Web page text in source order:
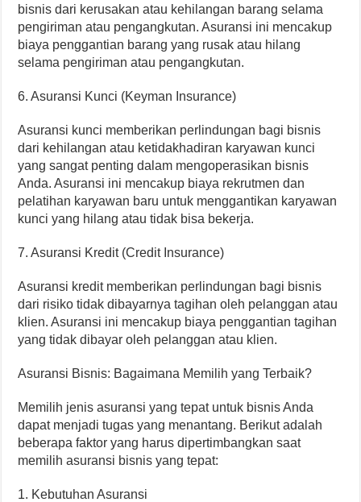
bisnis dari kerusakan atau kehilangan barang selama
pengiriman atau pengangkutan. Asuransi ini mencakup
biaya penggantian barang yang rusak atau hilang
selama pengiriman atau pengangkutan.
6. Asuransi Kunci (Keyman Insurance)
Asuransi kunci memberikan perlindungan bagi bisnis
dari kehilangan atau ketidakhadiran karyawan kunci
yang sangat penting dalam mengoperasikan bisnis
Anda. Asuransi ini mencakup biaya rekrutmen dan
pelatihan karyawan baru untuk menggantikan karyawan
kunci yang hilang atau tidak bisa bekerja.
7. Asuransi Kredit (Credit Insurance)
Asuransi kredit memberikan perlindungan bagi bisnis
dari risiko tidak dibayarnya tagihan oleh pelanggan atau
klien. Asuransi ini mencakup biaya penggantian tagihan
yang tidak dibayar oleh pelanggan atau klien.
Asuransi Bisnis: Bagaimana Memilih yang Terbaik?
Memilih jenis asuransi yang tepat untuk bisnis Anda
dapat menjadi tugas yang menantang. Berikut adalah
beberapa faktor yang harus dipertimbangkan saat
memilih asuransi bisnis yang tepat:
1. Kebutuhan Asuransi